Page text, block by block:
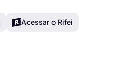
Acessar o Rifei